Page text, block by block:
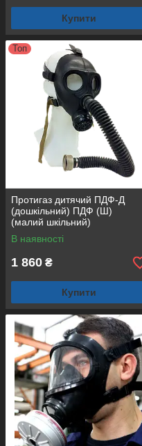
Купити
Топ
Протигаз дитячий ПДФ-Д
(дошкільний) ПДФ (Ш)
(малий шкільний)
В наявності
1 860 ₴
Купити